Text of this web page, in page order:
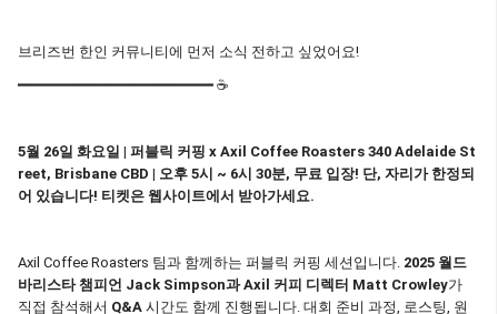
브리즈번 한인 커뮤니티에 먼저 소식 전하고 싶었어요!
━━━━━━━━━━━━━━━━━━━━━━ ☕
5월 26일 화요일 | 퍼블릭 커핑 x Axil Coffee Roasters 340 Adelaide St
reet, Brisbane CBD | 오후 5시 ~ 6시 30분, 무료 입장! 단, 자리가 한정되
어 있습니다! 티켓은 웹사이트에서 받아가세요.
Axil Coffee Roasters 팀과 함께하는 퍼블릭 커핑 세션입니다. 2025 월드
바리스타 챔피언 Jack Simpson과 Axil 커피 디렉터 Matt Crowley가
직접 참석해서 Q&A 시간도 함께 진행됩니다. 대회 준비 과정, 로스팅, 원